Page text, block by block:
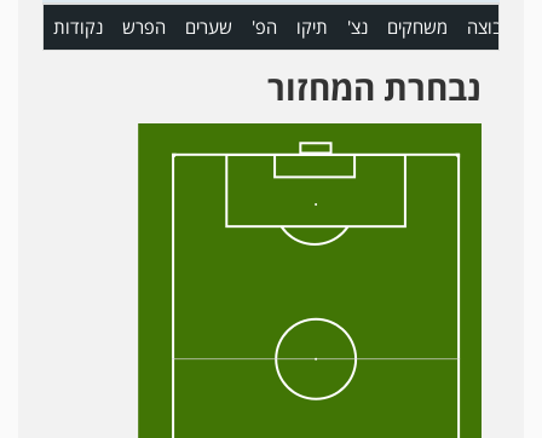
קבוצה משחקים נצ' תיקו הפ' שערים הפרש נקודות
נבחרת המחזור